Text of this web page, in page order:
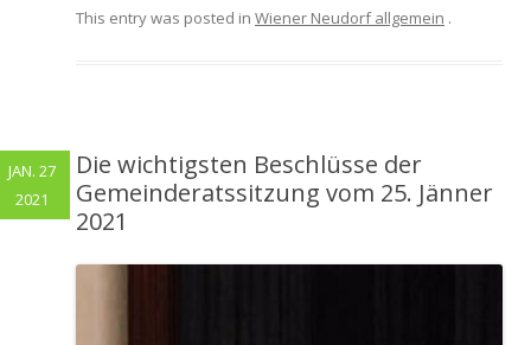
This entry was posted in Wiener Neudorf allgemein .
Die wichtigsten Beschlüsse der
Gemeinderatssitzung vom 25. Jänner
2021
JAN. 27
2021